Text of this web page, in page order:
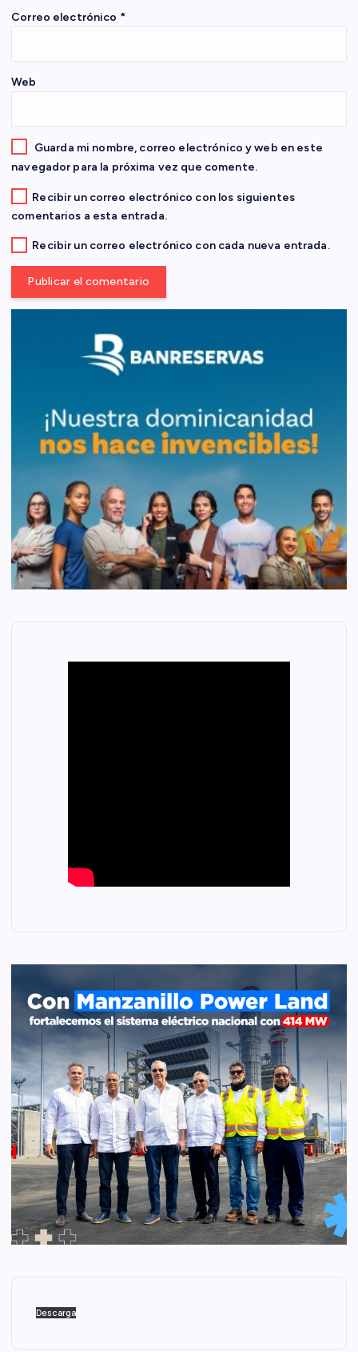
n
r
a
d
a
s
Correo electrónico *
Web
Guarda mi nombre, correo electrónico y web en este
navegador para la próxima vez que comente.
Recibir un correo electrónico con los siguientes
comentarios a esta entrada.
Recibir un correo electrónico con cada nueva entrada.
Descarga